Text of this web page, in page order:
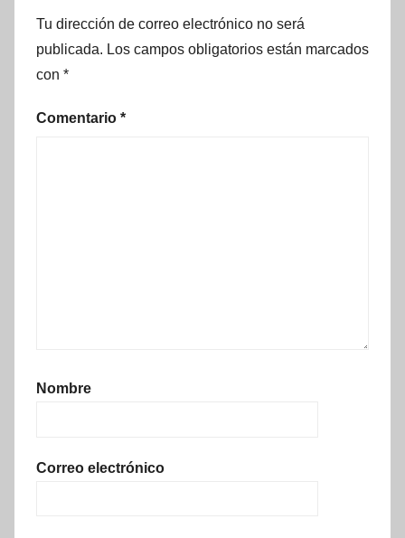
Tu dirección de correo electrónico no será
publicada. Los campos obligatorios están marcados
con *
Comentario *
Nombre
Correo electrónico